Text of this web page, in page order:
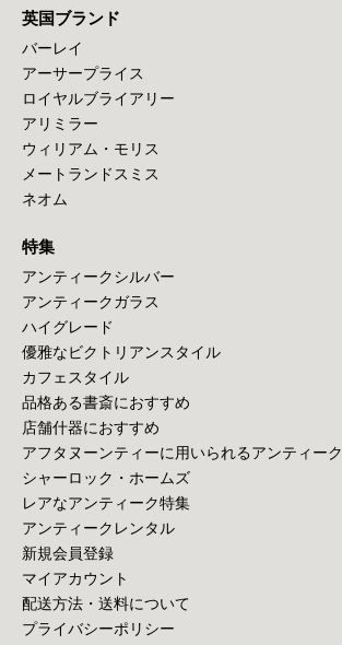
英国ブランド
バーレイ
アーサープライス
ロイヤルブライアリー
アリミラー
ウィリアム・モリス
メートランドスミス
ネオム
特集
アンティークシルバー
アンティークガラス
ハイグレード
優雅なビクトリアンスタイル
カフェスタイル
品格ある書斎におすすめ
店舗什器におすすめ
アフタヌーンティーに用いられるアンティーク
シャーロック・ホームズ
レアなアンティーク特集
アンティークレンタル
新規会員登録
マイアカウント
配送方法・送料について
プライバシーポリシー